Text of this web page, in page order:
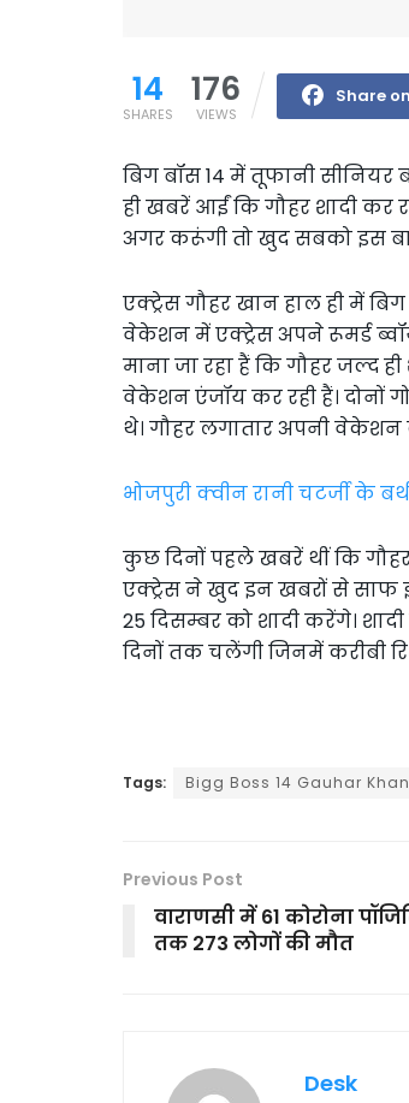
14
SHARES
176
VIEWS
Share
बिग बॉस 14 में तूफानी
ही खबरें आईं कि गौहर शादी कर
अगर करूंगी तो खुद सबको इस
एक्ट्रेस गौहर खान हाल ही में
वेकेशन में एक्ट्रेस अपने रूमर्ड
माना जा रहा हैं कि गौहर जल्द
वेकेशन एंजॉय कर रही हैं। दोनों
थे। गौहर लगातार अपनी वेकेशन
भोजपुरी क्वीन रानी चटर्जी के
कुछ दिनों पहले खबरें थीं कि
एक्ट्रेस ने खुद इन खबरों से साफ
25 दिसम्बर को शादी करेंगे।
दिनों तक चलेंगी जिनमें करीबी
Tags: Bigg Boss 14 Gauhar Khan
Previous Post
वाराणसी में 61 कोरोना
तक 273 लोगों की मौत
Desk